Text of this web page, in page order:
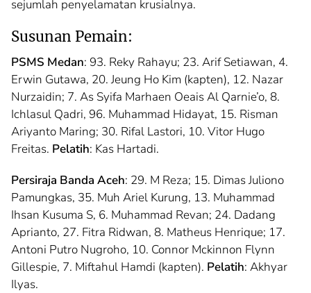
sejumlah penyelamatan krusialnya.
Susunan Pemain:
PSMS Medan: 93. Reky Rahayu; 23. Arif Setiawan, 4.
Erwin Gutawa, 20. Jeung Ho Kim (kapten), 12. Nazar
Nurzaidin; 7. As Syifa Marhaen Oeais Al Qarnie’o, 8.
Ichlasul Qadri, 96. Muhammad Hidayat, 15. Risman
Ariyanto Maring; 30. Rifal Lastori, 10. Vitor Hugo
Freitas. Pelatih: Kas Hartadi.
Persiraja Banda Aceh: 29. M Reza; 15. Dimas Juliono
Pamungkas, 35. Muh Ariel Kurung, 13. Muhammad
Ihsan Kusuma S, 6. Muhammad Revan; 24. Dadang
Aprianto, 27. Fitra Ridwan, 8. Matheus Henrique; 17.
Antoni Putro Nugroho, 10. Connor Mckinnon Flynn
Gillespie, 7. Miftahul Hamdi (kapten). Pelatih: Akhyar
Ilyas.